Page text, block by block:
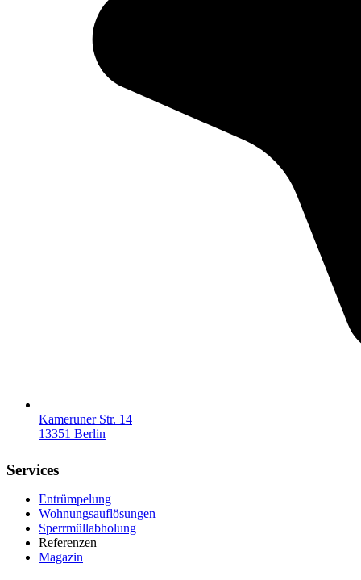
Kameruner Str. 14
13351 Berlin
Services
Entrümpelung
Wohnungsauflösungen
Sperrmüllabholung
Referenzen
Magazin